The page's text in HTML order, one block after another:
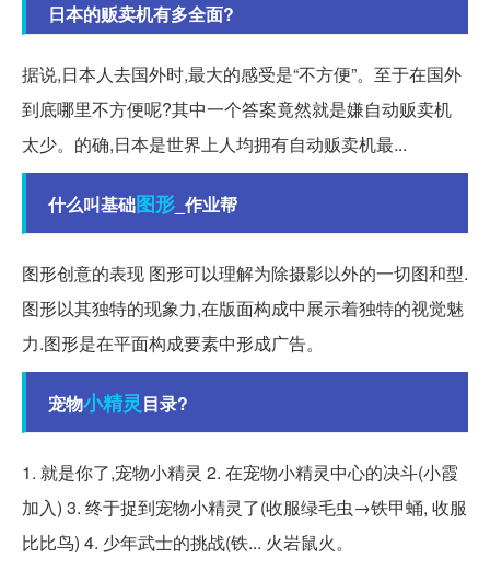
日本的贩卖机有多全面?
据说,日本人去国外时,最大的感受是“不方便”。至于在国外
到底哪里不方便呢?其中一个答案竟然就是嫌自动贩卖机
太少。的确,日本是世界上人均拥有自动贩卖机最...
什么叫基础图形 _作业帮
图形创意的表现 图形可以理解为除摄影以外的一切图和型.
图形以其独特的现象力,在版面构成中展示着独特的视觉魅
力.图形是在平面构成要素中形成广告。
宠物小精灵目录?
1. 就是你了,宠物小精灵 2. 在宠物小精灵中心的决斗(小霞
加入) 3. 终于捉到宠物小精灵了(收服绿毛虫→铁甲蛹, 收服
比比鸟) 4. 少年武士的挑战(铁... 火岩鼠火。